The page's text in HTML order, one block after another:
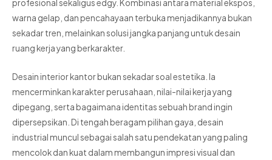
profesional sekaligus edgy. Kombinasi antara material ekspos,
warna gelap, dan pencahayaan terbuka menjadikannya bukan
sekadar tren, melainkan solusi jangka panjang untuk desain
ruang kerja yang berkarakter.
Desain interior kantor bukan sekadar soal estetika. Ia
mencerminkan karakter perusahaan, nilai-nilai kerja yang
dipegang, serta bagaimana identitas sebuah brand ingin
dipersepsikan. Di tengah beragam pilihan gaya, desain
industrial muncul sebagai salah satu pendekatan yang paling
mencolok dan kuat dalam membangun impresi visual dan